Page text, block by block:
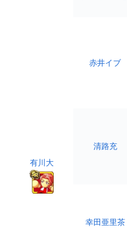
有川大
赤井イブ
清路充
幸田亜里茶